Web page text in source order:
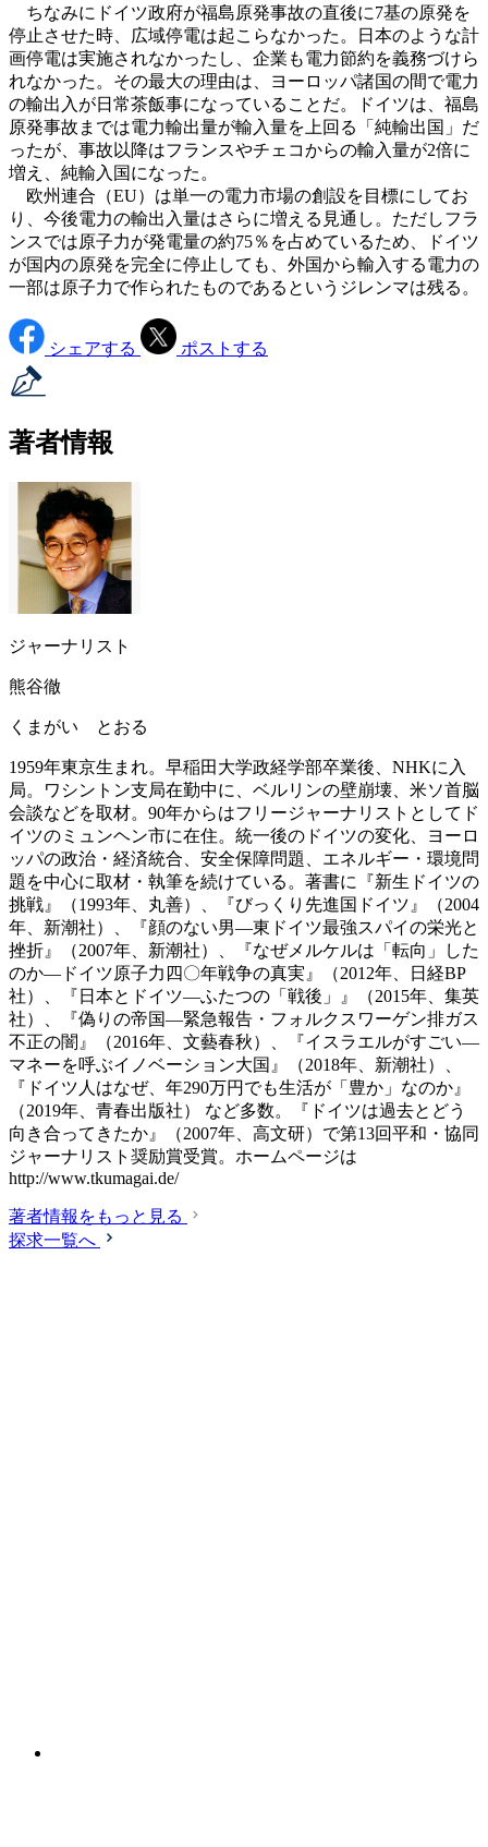
ちなみにドイツ政府が福島原発事故の直後に7基の原発を
停止させた時、広域停電は起こらなかった。日本のような計
画停電は実施されなかったし、企業も電力節約を義務づけら
れなかった。その最大の理由は、ヨーロッパ諸国の間で電力
の輸出入が日常茶飯事になっていることだ。ドイツは、福島
原発事故までは電力輸出量が輸入量を上回る「純輸出国」だ
ったが、事故以降はフランスやチェコからの輸入量が2倍に
増え、純輸入国になった。
欧州連合（EU）は単一の電力市場の創設を目標にしてお
り、今後電力の輸出入量はさらに増える見通し。ただしフラ
ンスでは原子力が発電量の約75％を占めているため、ドイツ
が国内の原発を完全に停止しても、外国から輸入する電力の
一部は原子力で作られたものであるというジレンマは残る。
シェアする ポストする
著者情報
ジャーナリスト
熊谷徹
くまがい とおる
1959年東京生まれ。早稲田大学政経学部卒業後、NHKに入
局。ワシントン支局在勤中に、ベルリンの壁崩壊、米ソ首脳
会談などを取材。90年からはフリージャーナリストとしてド
イツのミュンヘン市に在住。統一後のドイツの変化、ヨーロ
ッパの政治・経済統合、安全保障問題、エネルギー・環境問
題を中心に取材・執筆を続けている。著書に『新生ドイツの
挑戦』（1993年、丸善）、『びっくり先進国ドイツ』（2004
年、新潮社）、『顔のない男―東ドイツ最強スパイの栄光と
挫折』（2007年、新潮社）、『なぜメルケルは「転向」した
のか―ドイツ原子力四〇年戦争の真実』（2012年、日経BP
社）、『日本とドイツ―ふたつの「戦後」』（2015年、集英
社）、『偽りの帝国―緊急報告・フォルクスワーゲン排ガス
不正の闇』（2016年、文藝春秋）、『イスラエルがすごい―
マネーを呼ぶイノベーション大国』（2018年、新潮社）、
『ドイツ人はなぜ、年290万円でも生活が「豊か」なのか』
（2019年、青春出版社） など多数。『ドイツは過去とどう
向き合ってきたか』（2007年、高文研）で第13回平和・協同
ジャーナリスト奨励賞受賞。ホームページは
http://www.tkumagai.de/
著者情報をもっと見る
探求一覧へ